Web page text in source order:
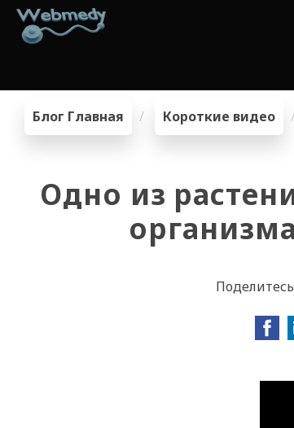
Блог Главная Короткие видео
Одно из